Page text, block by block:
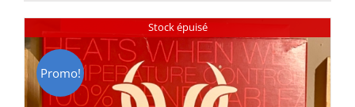
CHF 85.00.CHF 59.00.
Stock épuisé
Promo!